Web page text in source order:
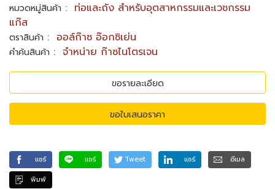
หมวดหมู่สินค้า : ท่อและถัง สำหรับอุตสาหกรรมและเวชกรรม
แก๊ส
ตราสินค้า : ออล์ก๊าซ อ๊อกซิเย่น
คำค้นสินค้า : จำหน่าย ก๊าซไนโตรเจน
ขอรายละเอียด
ขอใบเสนอราคา
แชร์ แชร์ Tweet แชร์
อีเมล
พิมพ์